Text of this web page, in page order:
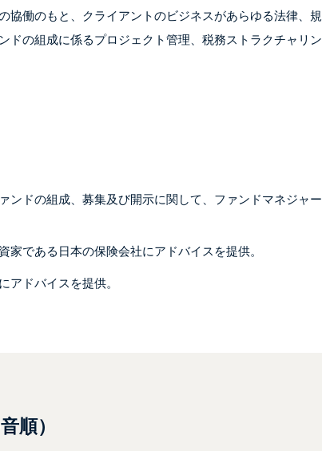
働のもと、クライアントのビジネスがあらゆる法律、規
の組成に係るプロジェクト管理、税務ストラクチャリン
ドの組成、募集及び開示に関して、ファンドマネジャー
である日本の保険会社にアドバイスを提供。
ドバイスを提供。
順）